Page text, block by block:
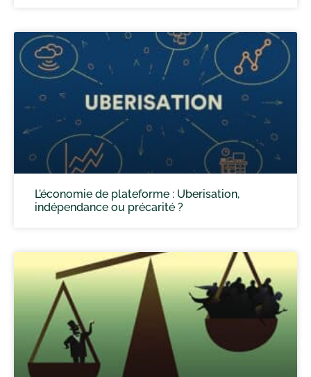
L’économie de plateforme : Uberisation,
indépendance ou précarité ?